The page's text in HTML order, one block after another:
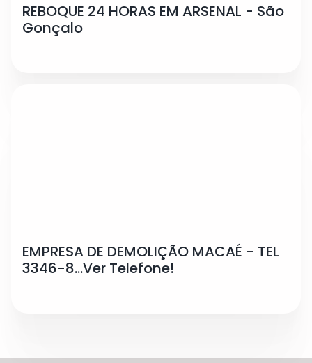
REBOQUE 24 HORAS EM ARSENAL - São
Gonçalo
EMPRESA DE DEMOLIÇÃO MACAÉ - TEL
3346-8...Ver Telefone!